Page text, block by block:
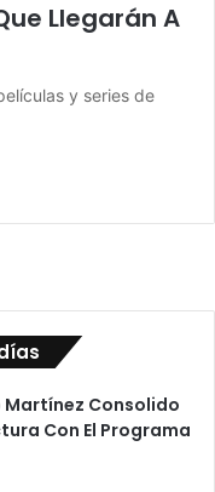
Llegarán A
y series de
Consolido
Con El Programa